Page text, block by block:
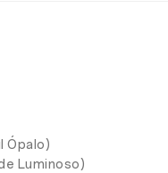
Ópalo)
Luminoso)